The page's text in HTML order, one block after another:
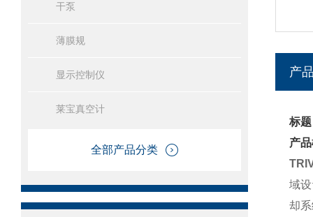
干泵
薄膜规
显示控制仪
莱宝真空计
全部产品分类
产
标
产
域
却